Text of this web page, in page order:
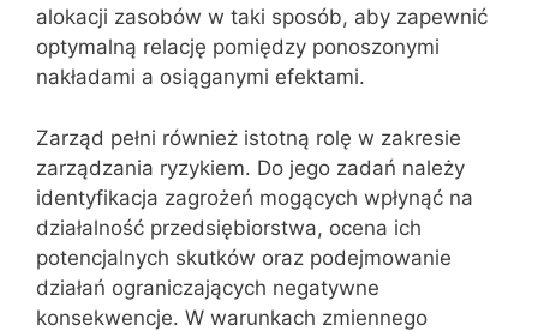
alokacji zasobów w taki sposób, aby zapewnić
optymalną relację pomiędzy ponoszonymi
nakładami a osiąganymi efektami.
Zarząd pełni również istotną rolę w zakresie
zarządzania ryzykiem. Do jego zadań należy
identyfikacja zagrożeń mogących wpłynąć na
działalność przedsiębiorstwa, ocena ich
potencjalnych skutków oraz podejmowanie
działań ograniczających negatywne
konsekwencje. W warunkach zmiennego